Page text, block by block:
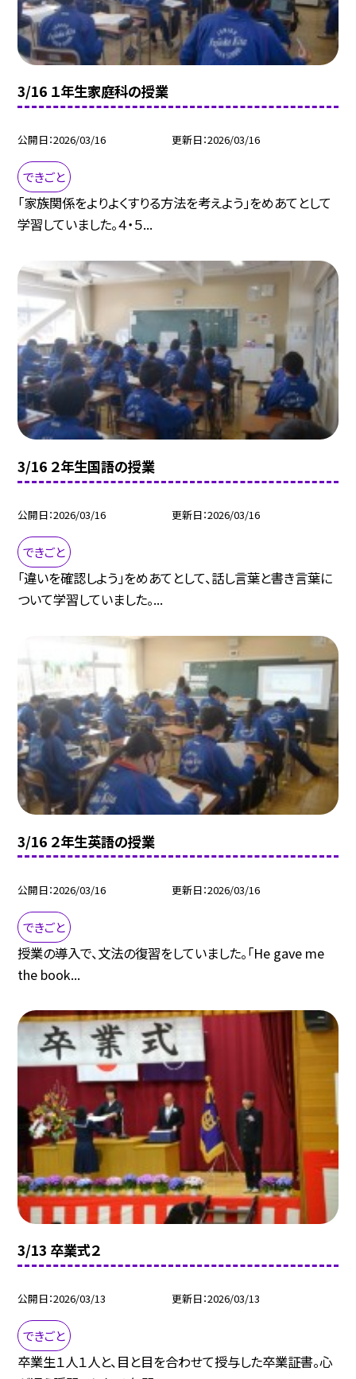
3/16 １年生家庭科の授業
公開日 2026/03/16 更新日 2026/03/16
できごと
「家族関係をよりよくすりる方法を考えよう」をめあてとして
学習していました。４・５...
3/16 ２年生国語の授業
公開日 2026/03/16 更新日 2026/03/16
できごと
「違いを確認しよう」をめあてとして、話し言葉と書き言葉に
ついて学習していました。...
3/16 ２年生英語の授業
公開日 2026/03/16 更新日 2026/03/16
できごと
授業の導入で、文法の復習をしていました。「He gave me
the book...
3/13 卒業式２
公開日 2026/03/13 更新日 2026/03/13
できごと
卒業生１人１人と、目と目を合わせて授与した卒業証書。心